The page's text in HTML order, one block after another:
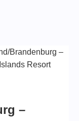
Brandenburg –
Resort
–